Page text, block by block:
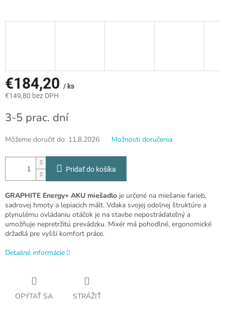
€184,20 / ks
€149,80 bez DPH
cena:
3-5 prac. dní
Môžeme doručiť do: 11.8.2026 Možnosti doručenia
Pridať do košíka
GRAPHITE Energy+ AKU miešadlo je určené na miešanie farieb,
sadrovej hmoty a lepiacich mált. Vďaka svojej odolnej štruktúre a
plynulému ovládaniu otáčok je na stavbe nepostrádateľný a
umožňuje nepretržitú prevádzku. Mixér má pohodlné, ergonomické
držadlá pre vyšší komfort práce.
Detailné informácie
OPÝTAŤ SA STRÁŽIŤ